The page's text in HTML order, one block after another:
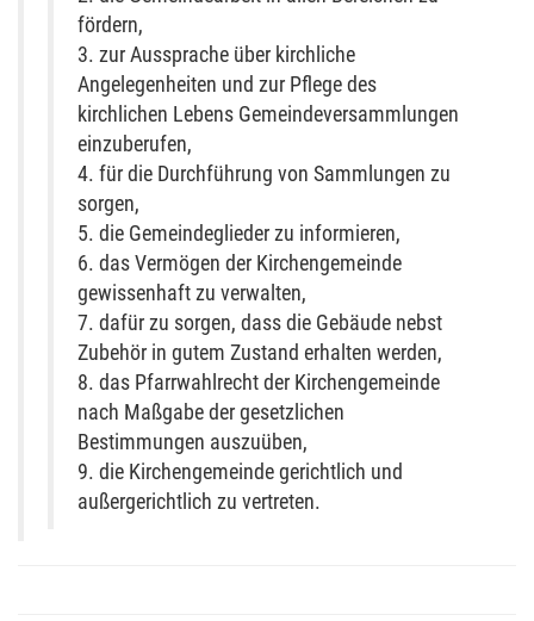
fördern,
3. zur Aussprache über kirchliche
Angelegenheiten und zur Pflege des
kirchlichen Lebens Gemeindeversammlungen
einzuberufen,
4. für die Durchführung von Sammlungen zu
sorgen,
5. die Gemeindeglieder zu informieren,
6. das Vermögen der Kirchengemeinde
gewissenhaft zu verwalten,
7. dafür zu sorgen, dass die Gebäude nebst
Zubehör in gutem Zustand erhalten werden,
8. das Pfarrwahlrecht der Kirchengemeinde
nach Maßgabe der gesetzlichen
Bestimmungen auszuüben,
9. die Kirchengemeinde gerichtlich und
außergerichtlich zu vertreten.